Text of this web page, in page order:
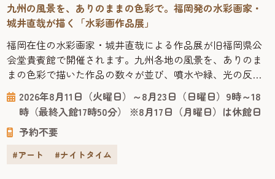
九州の風景を、ありのままの色彩で。福岡発の水彩画家・
城井直哉が描く「水彩画作品展」
福岡在住の水彩画家・城井直哉による作品展が旧福岡県公
会堂貴賓館で開催されます。九州各地の風景を、ありのま
まの色彩で描いた作品の数々が並び、噴水や緑、光の反射
まで丁寧に再現された絵からは、その土地の空気が感じら
れます。 今回の会場となる「旧福岡県公会堂貴賓館」は、
1910年、九州沖縄八県連合共進会の迎賓館として建てら
れ、明治43年には皇族の宿泊所としても使われた歴史ある
建物です。急勾配の屋根や...
2026年8月11日（火曜日）～8月23日（日曜日）9時～18
時（最終入館17時50分） ※8月17日（月曜日）は休館日
予約不要
#アート #ナイトタイム